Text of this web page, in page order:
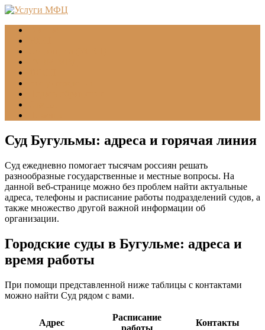
Суд Бугульмы: адреса и горячая линия
Суд ежедневно помогает тысячам россиян решать
разнообразные государственные и местные вопросы. На
данной веб-странице можно без проблем найти актуальные
адреса, телефоны и расписание работы подразделений судов, а
также множество другой важной информации об
организации.
Городские суды в Бугульме: адреса и
время работы
При помощи представленной ниже таблицы с контактами
можно найти Суд рядом с вами.
Адрес
Расписание
работы
Контакты